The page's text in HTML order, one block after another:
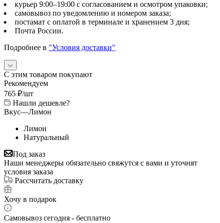
курьер 9:00–19:00 с согласованием и осмотром упаковки;
самовывоз по уведомлению и номером заказа;
постамат с оплатой в терминале и хранением 3 дня;
Почта России.
Подробнее в "Условия доставки"
С этим товаром покупают
Рекомендуем
765 ₽/шт
Нашли дешевле?
Вкус—Лимон
Лимон
Натуральный
Под заказ
Наши менеджеры обязательно свяжутся с вами и уточнят
условия заказа
Рассчитать доставку
Хочу в подарок
Самовывоз сегодня - бесплатно